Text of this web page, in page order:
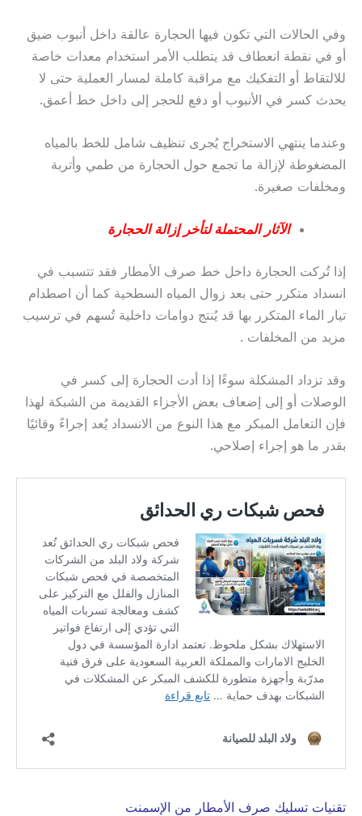
وفي الحالات التي تكون فيها الحجارة عالقة داخل أنبوب ضيق
أو في نقطة انعطاف قد يتطلب الأمر استخدام معدات خاصة
للالتقاط أو التفكيك مع مراقبة كاملة لمسار العملية حتى لا
يحدث كسر في الأنبوب أو دفع للحجر إلى داخل خط أعمق.
وعندما ينتهي الاستخراج يُجرى تنظيف شامل للخط بالمياه
المضغوطة لإزالة ما تجمع حول الحجارة من طمي وأتربة
ومخلفات صغيرة.
الآثار المحتملة لتأخر إزالة الحجارة
إذا تُركت الحجارة داخل خط صرف الأمطار فقد تتسبب في
انسداد متكرر حتى بعد زوال المياه السطحية كما أن اصطدام
تيار الماء المتكرر بها قد يُنتج دوامات داخلية تُسهم في ترسيب
مزيد من المخلفات .
وقد تزداد المشكلة سوءًا إذا أدت الحجارة إلى كسر في
الوصلات أو إلى إضعاف بعض الأجزاء القديمة من الشبكة لهذا
فإن التعامل المبكر مع هذا النوع من الانسداد يُعد إجراءً وقائيًا
بقدر ما هو إجراء إصلاحي.
تقنيات تسليك صرف الأمطار من الإسمنت